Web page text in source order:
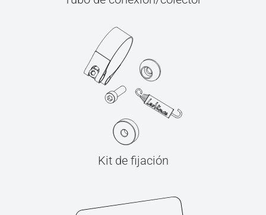
Kit de fijación